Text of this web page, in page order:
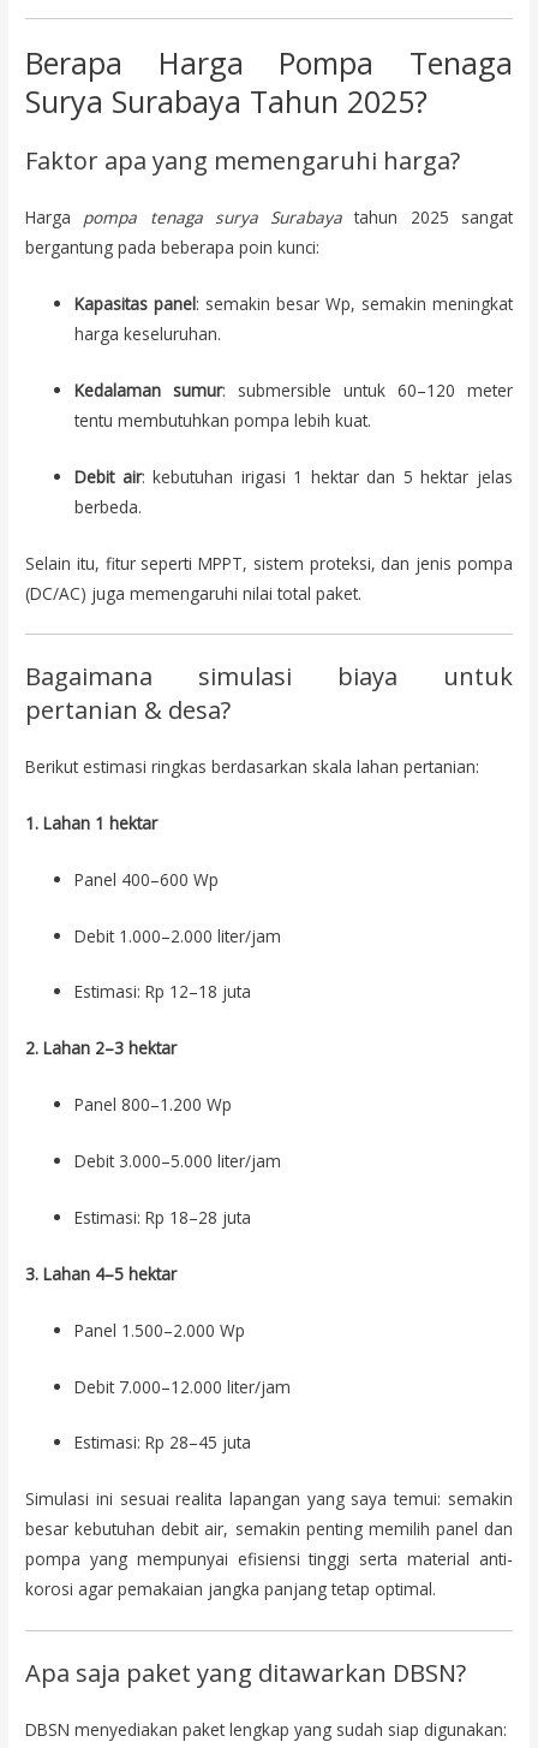
Berapa Harga Pompa Tenaga
Surya Surabaya Tahun 2025?
Faktor apa yang memengaruhi harga?
Harga pompa tenaga surya Surabaya tahun 2025 sangat
bergantung pada beberapa poin kunci:
Kapasitas panel: semakin besar Wp, semakin meningkat
harga keseluruhan.
Kedalaman sumur: submersible untuk 60–120 meter
tentu membutuhkan pompa lebih kuat.
Debit air: kebutuhan irigasi 1 hektar dan 5 hektar jelas
berbeda.
Selain itu, fitur seperti MPPT, sistem proteksi, dan jenis pompa
(DC/AC) juga memengaruhi nilai total paket.
Bagaimana simulasi biaya untuk
pertanian & desa?
Berikut estimasi ringkas berdasarkan skala lahan pertanian:
1. Lahan 1 hektar
Panel 400–600 Wp
Debit 1.000–2.000 liter/jam
Estimasi: Rp 12–18 juta
2. Lahan 2–3 hektar
Panel 800–1.200 Wp
Debit 3.000–5.000 liter/jam
Estimasi: Rp 18–28 juta
3. Lahan 4–5 hektar
Panel 1.500–2.000 Wp
Debit 7.000–12.000 liter/jam
Estimasi: Rp 28–45 juta
Simulasi ini sesuai realita lapangan yang saya temui: semakin
besar kebutuhan debit air, semakin penting memilih panel dan
pompa yang mempunyai efisiensi tinggi serta material anti-
korosi agar pemakaian jangka panjang tetap optimal.
Apa saja paket yang ditawarkan DBSN?
DBSN menyediakan paket lengkap yang sudah siap digunakan: